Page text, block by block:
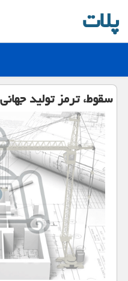
پلات
سقوط، ترمز تولید